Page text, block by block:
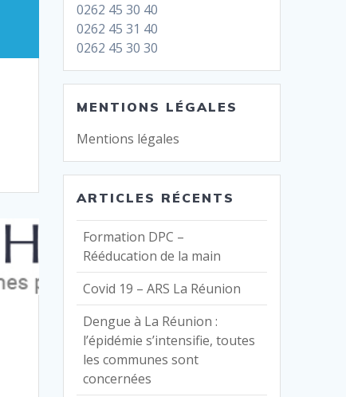
0262 45 30 40
0262 45 31 40
0262 45 30 30
MENTIONS LÉGALES
Mentions légales
ARTICLES RÉCENTS
Formation DPC –
Rééducation de la main
Covid 19 – ARS La Réunion
Dengue à La Réunion :
l’épidémie s’intensifie, toutes
les communes sont
concernées